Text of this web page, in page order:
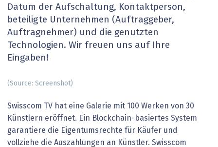
Datum der Aufschaltung, Kontaktperson,
beteiligte Unternehmen (Auftraggeber,
Auftragnehmer) und die genutzten
Technologien. Wir freuen uns auf Ihre
Eingaben!
(Source: Screenshot)
Swisscom TV hat eine Galerie mit 100 Werken von 30
Künstlern eröffnet. Ein Blockchain-basiertes System
garantiere die Eigentumsrechte für Käufer und
vollziehe die Auszahlungen an Künstler. Swisscom